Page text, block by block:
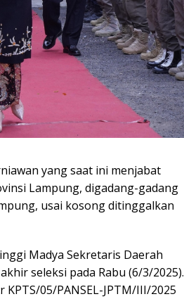
yang saat ini menjabat
Lampung, digadang-gadang
usai kosong ditinggalkan
Madya Sekretaris Daerah
seleksi pada Rabu (6/3/2025).
05/PANSEL-JPTM/III/2025